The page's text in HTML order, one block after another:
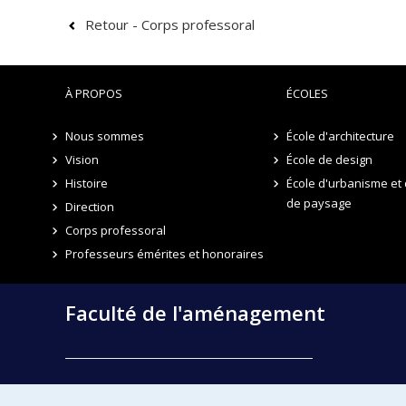
communication langagière, une performance humaine
Retour - Corps professoral
À PROPOS
Nous sommes
Vision
Histoire
Direction
Corps professoral
Professeurs émérites et honoraires
ÉCOLES
École d'architecture
École de design
École d'urbanisme
de paysage
Faculté de l'aménagement